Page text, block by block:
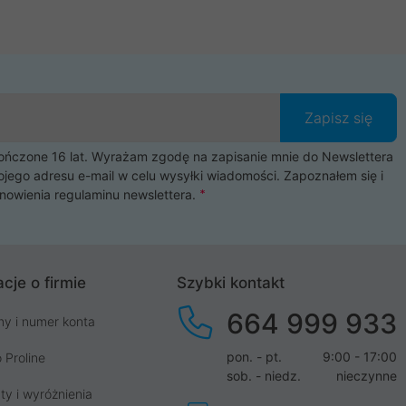
Zapisz się
16 lat. Wyrażam zgodę na zapisanie mnie do Newslettera
adresu e-mail w celu wysyłki wiadomości. Zapoznałem się i
regulaminu newslettera.
o firmie
i numer konta
Proline
i wyróżnienia
Szybki kontakt
664 999 933
pon. - pt.
9:00 - 17:00
sob. - niedz.
nieczynne